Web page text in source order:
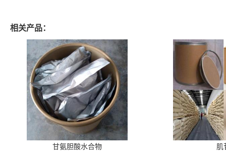
相关产品：
甘氨胆酸水合物 肌